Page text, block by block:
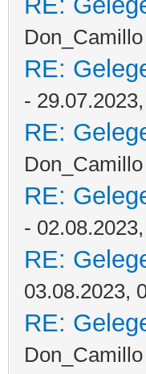
RE:
-
RE:
RE:
-
RE:
03.08.2023,
RE: